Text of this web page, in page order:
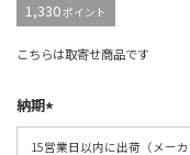
1,330ポイント
こちらは取寄せ商品です
納期